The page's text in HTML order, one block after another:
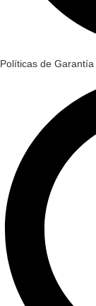
Políticas de Garantía